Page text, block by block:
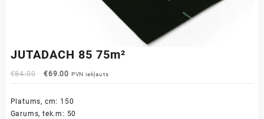
JUTADACH 85 75m²
€84.00
Original
was:
€84.00.
€69.00Current
is:
€69.00.
PVN iekļauts
Platums, cm: 150
Garums, tek.m: 50